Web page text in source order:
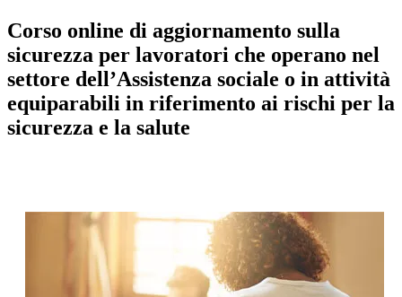
Corso online di aggiornamento sulla
sicurezza per lavoratori che operano nel
settore dell’Assistenza sociale o in attività
equiparabili in riferimento ai rischi per la
sicurezza e la salute